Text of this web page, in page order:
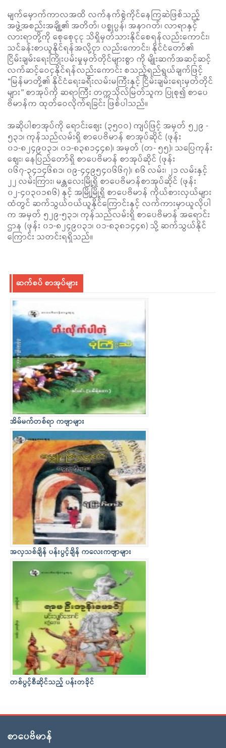
မျက်မှောက်ကာလအထိ လက်နက်စွဲကိုင်နေကြဆဲဖြစ်သည့်
အဖွဲ့အစည်းအချို့၏ အတိတ်၊ ပစ္စုပ္ပန်၊ အနာဂတ်၊ လာရာနှင့်
လားရာတို့ကို စေ့စေ့ငုငု သိရှိမှတ်သားနိုင်စေရန်လည်းကောင်း၊
သင်ခန်းစာယူနိုင်ရန်အလို့ငှာ လည်းကောင်း၊ နိုင်ငံတော်၏
ငြိမ်းချမ်းရေးကြိုးပမ်းမှုမှတ်တိုင်များစွာ ကို မျိုးဆက်အဆင့်ဆင့်
လက်ဆင့်ဝေငှနိုင်ရန်လည်းကောင်း စသည့်ရည်ရွယ်ချက်ဖြင့်
“မြန်မာတို့၏ နိုင်ငံရေးခရီးလမ်းမကြီးနှင့် ငြိမ်းချမ်းရေးမှတ်တိုင်
များ” စာအုပ်ကို ဆရာကြီး တက္ကသိုလ်မြတ်သူက ပြုစု၍ စာပေ
ဗိမာန်က ထုတ်ဝေလိုက်ရခြင်း ဖြစ်ပါသည်။
အဆိုပါစာအုပ်ကို ရောင်းဈေး (၃၅ဝဝ) ကျပ်ဖြင့် အမှတ် ၅၂၉ -
၅၃၁၊ ကုန်သည်လမ်းရှိ စာပေဗိမာန် စာအုပ်ဆိုင် (ဖုန်း
၀၁-၈၂၄၉၀၃၁၊ ၀၁-၈၃၈၁၄၄၈)၊ အမှတ် (တ- ၅၅)၊ သပြေကုန်း
စျေး၊ နေပြည်တော်ရှိ စာပေဗိမာန် စာအုပ်ဆိုင် (ဖုန်း
၀၆၇-၃၄၁၄၆၈၁၊ ၀၉-၄၄၉၅၄၀၆၆၇)၊ ၈၆ လမ်း၊ ၂၁ လမ်းနှင့်
၂၂ လမ်းကြား၊ မန္တလေးမြို့ရှိ စာပေဗိမာန်စာအုပ်ဆိုင် (ဖုန်း
၀၂-၄၀၃၀၁၈၆) နှင့် အမြို့မြို့ရှိ စာပေဗိမာန် ကိုယ်စားလှယ်များ
ထံတွင် ဆက်သွယ်ဝယ်ယူနိုင်ကြောင်းနှင့် လက်ကားမှာယူလိုပါ
က အမှတ် ၅၂၉-၅၃၁၊ ကုန်သည်လမ်းရှိ စာပေဗိမာန် အရောင်း
ဌာန (ဖုန်း ၀၁-၈၂၄၉၀၃၁၊ ၀၁-၈၃၈၁၄၄၈) သို့ ဆက်သွယ်နိုင်
ကြောင်း သတင်းရရှိသည်။
ဆက်စပ် စာအုပ်များ
အိမ်မက်တစ်ရာ ကဗျာများ
အလှသစ်ချိန် ပန်းပွင့်ချိန် ကလေးကဗျာများ
တစ်ပွင့်စီဆိုင်သည့် ပန်းတခိုင်
စာပေဗိမာန်